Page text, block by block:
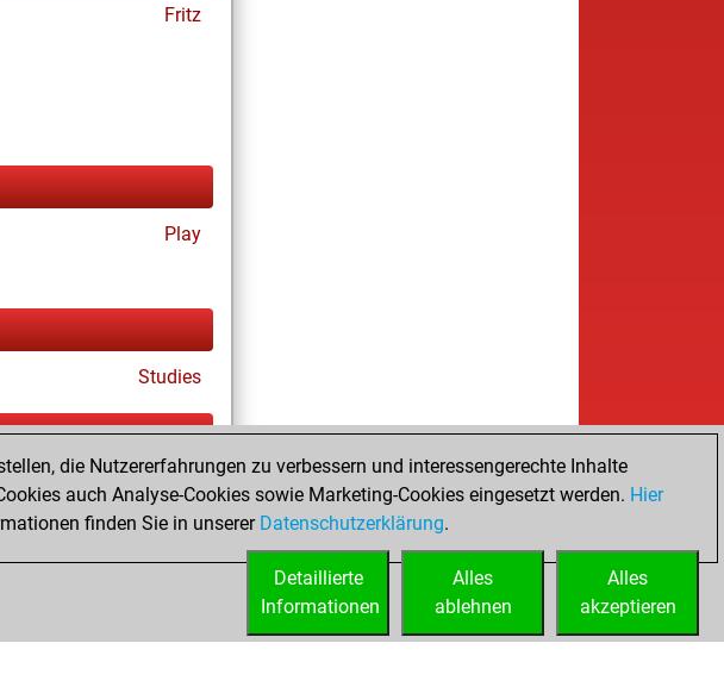
Fritz
Play
Studies
Play
die Nutzererfahrungen zu verbessern und interessengerechte Inhalte
auch Analyse-Cookies sowie Marketing-Cookies eingesetzt werden. Hier
finden Sie in unserer Datenschutzerklärung.
Alles
akzeptieren
Alles
ablehnen
Detaillierte
Informationen